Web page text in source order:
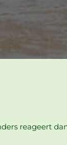
reageert